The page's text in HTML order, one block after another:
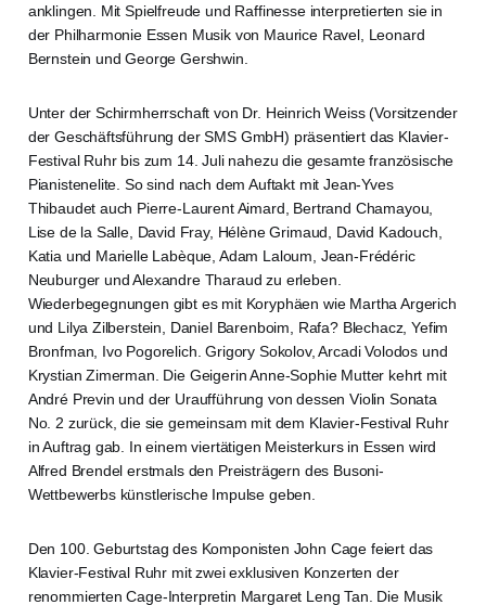
anklingen. Mit Spielfreude und Raffinesse interpretierten sie in
der Philharmonie Essen Musik von Maurice Ravel, Leonard
Bernstein und George Gershwin.
Unter der Schirmherrschaft von Dr. Heinrich Weiss (Vorsitzender
der Geschäftsführung der SMS GmbH) präsentiert das Klavier-
Festival Ruhr bis zum 14. Juli nahezu die gesamte französische
Pianistenelite. So sind nach dem Auftakt mit Jean-Yves
Thibaudet auch Pierre-Laurent Aimard, Bertrand Chamayou,
Lise de la Salle, David Fray, Hélène Grimaud, David Kadouch,
Katia und Marielle Labèque, Adam Laloum, Jean-Frédéric
Neuburger und Alexandre Tharaud zu erleben.
Wiederbegegnungen gibt es mit Koryphäen wie Martha Argerich
und Lilya Zilberstein, Daniel Barenboim, Rafa? Blechacz, Yefim
Bronfman, Ivo Pogorelich. Grigory Sokolov, Arcadi Volodos und
Krystian Zimerman. Die Geigerin Anne-Sophie Mutter kehrt mit
André Previn und der Uraufführung von dessen Violin Sonata
No. 2 zurück, die sie gemeinsam mit dem Klavier-Festival Ruhr
in Auftrag gab. In einem viertätigen Meisterkurs in Essen wird
Alfred Brendel erstmals den Preisträgern des Busoni-
Wettbewerbs künstlerische Impulse geben.
Den 100. Geburtstag des Komponisten John Cage feiert das
Klavier-Festival Ruhr mit zwei exklusiven Konzerten der
renommierten Cage-Interpretin Margaret Leng Tan. Die Musik